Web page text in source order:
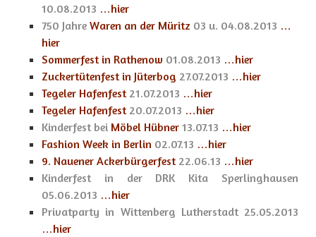
10.08.2013 …hier
750 Jahre Waren an der Müritz 03 u. 04.08.2013 …
hier
Sommerfest in Rathenow 01.08.2013 …hier
Zuckertütenfest in Jüterbog 27.07.2013 …hier
Tegeler Hafenfest 21.07.2013 …hier
Tegeler Hafenfest 20.07.2013 …hier
Kinderfest bei Möbel Hübner 13.07.13 …hier
Fashion Week in Berlin 02.07.13 …hier
9. Nauener Ackerbürgerfest22.06.13 …hier
Kinderfest in der DRK Kita Sperlinghausen
05.06.2013 …hier
Privatparty in Wittenberg Lutherstadt 25.05.2013
…hier